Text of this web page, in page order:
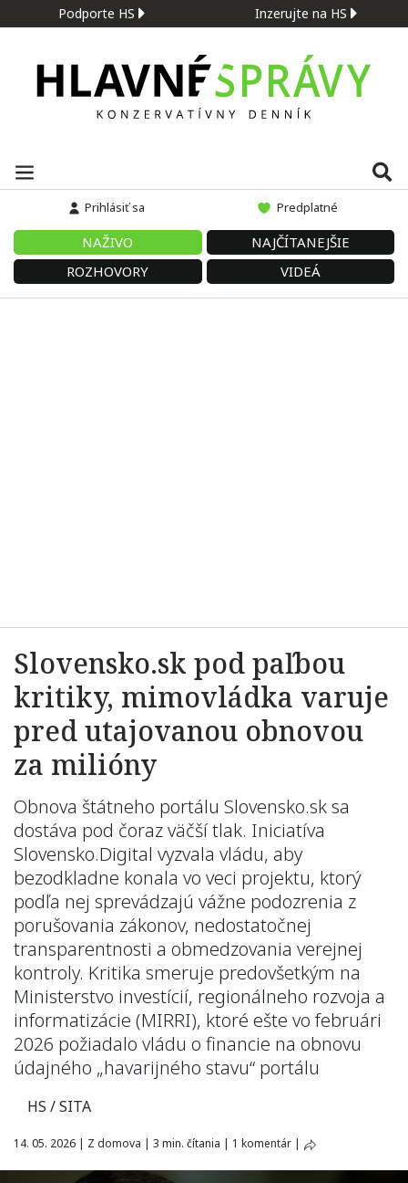
Podporte HS Inzerujte na HS
Prihlásiť sa Predplatné
NAŽIVO
NAJČÍTANEJŠIE
ROZHOVORY
VIDEÁ
Slovensko.sk pod paľbou
kritiky, mimovládka varuje
pred utajovanou obnovou
za milióny
Obnova štátneho portálu Slovensko.sk sa
dostáva pod čoraz väčší tlak. Iniciatíva
Slovensko.Digital vyzvala vládu, aby
bezodkladne konala vo veci projektu, ktorý
podľa nej sprevádzajú vážne podozrenia z
porušovania zákonov, nedostatočnej
transparentnosti a obmedzovania verejnej
kontroly. Kritika smeruje predovšetkým na
Ministerstvo investícií, regionálneho rozvoja a
informatizácie (MIRRI), ktoré ešte vo februári
2026 požiadalo vládu o financie na obnovu
údajného „havarijného stavu“ portálu
HS / SITA
14. 05. 2026 | Z domova | 3 min. čítania | 1 komentár |